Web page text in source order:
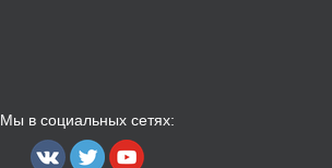
Мы в социальных сетях: